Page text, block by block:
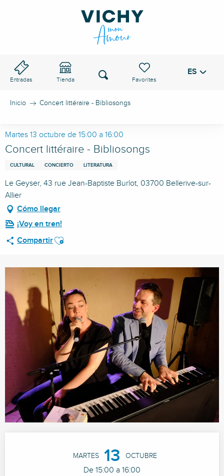
Entradas Tienda
Voir les favoris
Buscar ES
Inicio Concert littéraire - Bibliosongs
Martes 13 octubre de 15:00 a 16:00
Concert littéraire - Bibliosongs
CULTURAL CONCIERTO LITERATURA
Le Geyser, 43 rue Jean-Baptiste Burlot, 03700 Bellerive-sur-
Allier
Cómo llegar
¡Voy en tren!
CompartirAjouter aux favoris
MARTES 13 OCTUBRE
De 15:00 a 16:00